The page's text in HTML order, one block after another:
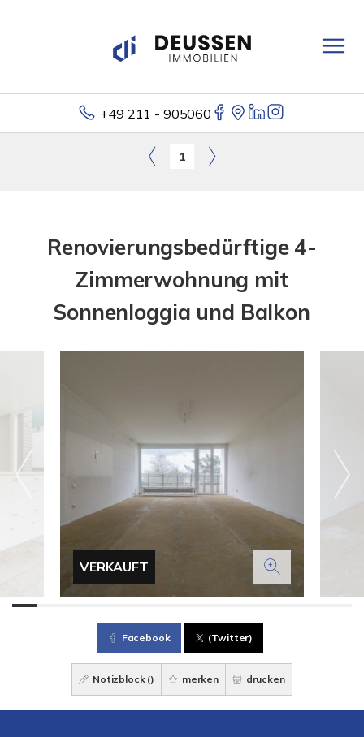
+49 211 - 905060
1
Renovierungsbedürftige 4-
Zimmerwohnung mit
Sonnenloggia und Balkon
VERKAUFT
Facebook (Twitter)
Notizblock () merken drucken